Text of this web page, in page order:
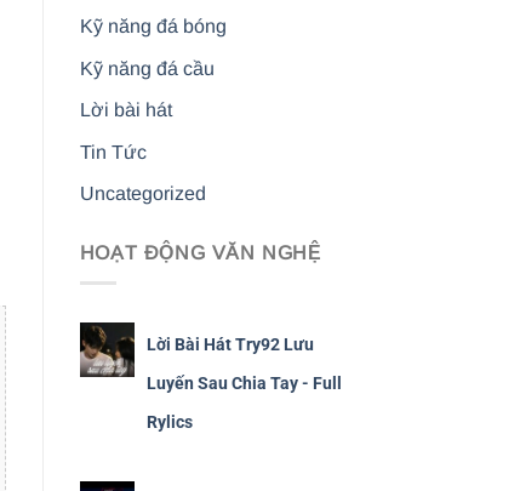
Kỹ năng đá bóng
Kỹ năng đá cầu
Lời bài hát
Tin Tức
Uncategorized
HOẠT ĐỘNG VĂN NGHỆ
Lời Bài Hát Try92 Lưu
Luyến Sau Chia Tay - Full
Rylics